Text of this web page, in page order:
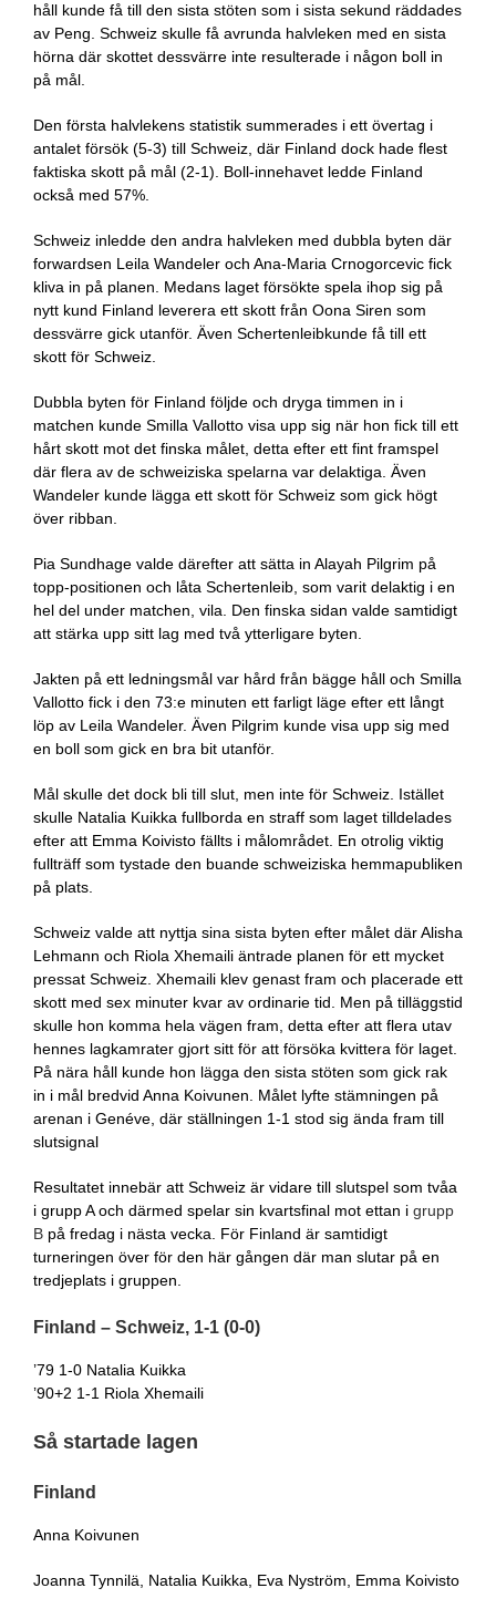
håll kunde få till den sista stöten som i sista sekund räddades
av Peng. Schweiz skulle få avrunda halvleken med en sista
hörna där skottet dessvärre inte resulterade i någon boll in
på mål.
Den första halvlekens statistik summerades i ett övertag i
antalet försök (5-3) till Schweiz, där Finland dock hade flest
faktiska skott på mål (2-1). Boll-innehavet ledde Finland
också med 57%.
Schweiz inledde den andra halvleken med dubbla byten där
forwardsen Leila Wandeler och Ana-Maria Crnogorcevic fick
kliva in på planen. Medans laget försökte spela ihop sig på
nytt kund Finland leverera ett skott från Oona Siren som
dessvärre gick utanför. Även Schertenleibkunde få till ett
skott för Schweiz.
Dubbla byten för Finland följde och dryga timmen in i
matchen kunde Smilla Vallotto visa upp sig när hon fick till ett
hårt skott mot det finska målet, detta efter ett fint framspel
där flera av de schweiziska spelarna var delaktiga. Även
Wandeler kunde lägga ett skott för Schweiz som gick högt
över ribban.
Pia Sundhage valde därefter att sätta in Alayah Pilgrim på
topp-positionen och låta Schertenleib, som varit delaktig i en
hel del under matchen, vila. Den finska sidan valde samtidigt
att stärka upp sitt lag med två ytterligare byten.
Jakten på ett ledningsmål var hård från bägge håll och Smilla
Vallotto fick i den 73:e minuten ett farligt läge efter ett långt
löp av Leila Wandeler. Även Pilgrim kunde visa upp sig med
en boll som gick en bra bit utanför.
Mål skulle det dock bli till slut, men inte för Schweiz. Istället
skulle Natalia Kuikka fullborda en straff som laget tilldelades
efter att Emma Koivisto fällts i målområdet. En otrolig viktig
fullträff som tystade den buande schweiziska hemmapubliken
på plats.
Schweiz valde att nyttja sina sista byten efter målet där Alisha
Lehmann och Riola Xhemaili äntrade planen för ett mycket
pressat Schweiz. Xhemaili klev genast fram och placerade ett
skott med sex minuter kvar av ordinarie tid. Men på tilläggstid
skulle hon komma hela vägen fram, detta efter att flera utav
hennes lagkamrater gjort sitt för att försöka kvittera för laget.
På nära håll kunde hon lägga den sista stöten som gick rak
in i mål bredvid Anna Koivunen. Målet lyfte stämningen på
arenan i Genéve, där ställningen 1-1 stod sig ända fram till
slutsignal
Resultatet innebär att Schweiz är vidare till slutspel som tvåa
i grupp A och därmed spelar sin kvartsfinal mot ettan i grupp
B på fredag i nästa vecka. För Finland är samtidigt
turneringen över för den här gången där man slutar på en
tredjeplats i gruppen.
Finland – Schweiz, 1-1 (0-0)
’79 1-0 Natalia Kuikka
’90+2 1-1 Riola Xhemaili
Så startade lagen
Finland
Anna Koivunen
Joanna Tynnilä, Natalia Kuikka, Eva Nyström, Emma Koivisto